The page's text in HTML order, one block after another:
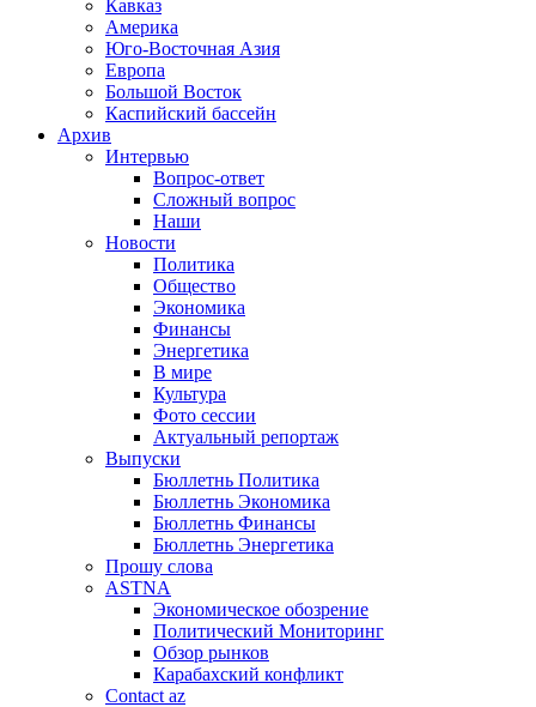
Кавказ
Америка
Юго-Восточная Азия
Европа
Большой Восток
Каспийский бассейн
Архив
Интервью
Вопрос-ответ
Сложный вопрос
Наши
Новости
Политика
Общество
Экономика
Финансы
Энергетика
В мире
Культура
Фото сессии
Актуальный репортаж
Выпуски
Бюллетнь Политика
Бюллетнь Экономика
Бюллетнь Финансы
Бюллетнь Энергетика
Прошу слова
ASTNA
Экономическое обозрение
Политический Мониторинг
Обзор рынков
Карабахский конфликт
Contact az